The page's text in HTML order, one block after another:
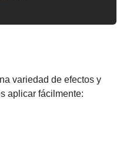
variedad de efectos y
aplicar fácilmente: